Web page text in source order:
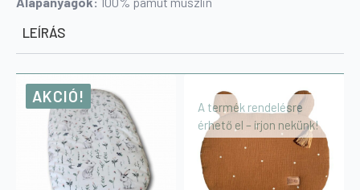
LEÍRÁS
AKCIÓ!
A termék rendelésre
érhető el – írjon nekünk!